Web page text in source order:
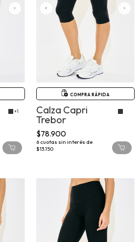
+1
COMPRA RÁPIDA
Calza Capri
Trebor
$78.900
6 cuotas sin interés de
$13.150